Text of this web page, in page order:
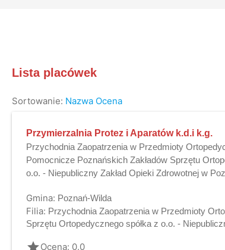
Lista placówek
Sortowanie: Nazwa Ocena
Przymierzalnia Protez i Aparatów k.d.i k.g.
Przychodnia Zaopatrzenia w Przedmioty
Pomocnicze Poznańskich Zakładów Sprzętu
o.o. - Niepubliczny Zakład Opieki Zdrowotnej w
Gmina: Poznań-Wilda
Filia: Przychodnia Zaopatrzenia w Przedmioty
Sprzętu Ortopedycznego spółka z o.o. -
gradeOcena: 0.0